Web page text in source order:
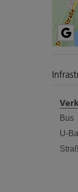
Bus
U-